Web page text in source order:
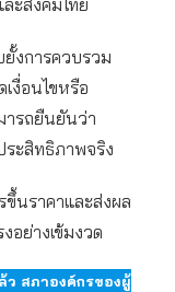
ะสังคมไทย
งการควบรวม
งื่อนไขหรือ
ารถยืนยันว่า
ระสิทธิภาพจริง
นราคาและส่งผล
อย่างเข้มงวด
ว สภาองค์กรของผู้